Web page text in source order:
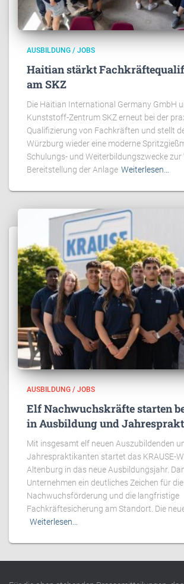
AUSBILDUNG / JOBS
Haitian stärkt
am SKZ
Die Haitian International Germany GmbH
Kunststoff-Zentrum SKZ erneut bei der
Qualifizierung von Fachkräften und stellt
Würzburg wieder eine moderne
Schulungs- und Weiterbildungszwecke zur
Bereitstellung der Anlage Weiterlesen…
AUSBILDUNG / JOBS
Elf Nachwuchskräfte starten
in Ausbildung und
Mit insgesamt elf neuen Auszubildenden
Jahrespraktikanten startet das KRAUSE-
Altenburg in das neue Ausbildungsjahr.
Unternehmen ein deutliches Zeichen für
Nachwuchsförderung und die langfristige
Fachkräftesicherung am Standort. Die
Weiterlesen…